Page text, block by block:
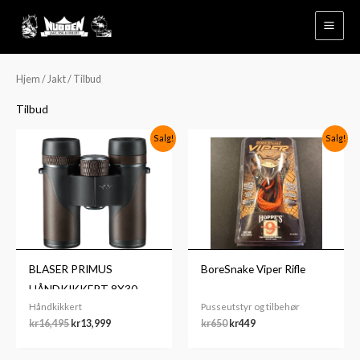
Hjem /Jakt/ Tilbud
Tilbud
Salg!
BLASER PRIMUS
HÅNDKIKKERT 8X30
Håndkikkert
kr16,495
Opprinnelig
pris
var:
kr16,495.
kr13,999
Nåværende
pris
er:
kr13,999.
Salg!
BoreSnake Viper Rifle
Pusseutstyr og tilbehør
kr650
Opprinnelig
pris
var:
kr650.
kr449
Nåværende
pris
er:
kr449.